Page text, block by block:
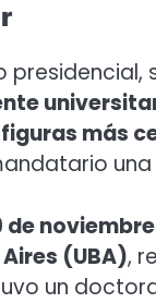
figuras más
noviembre
(UBA),
un